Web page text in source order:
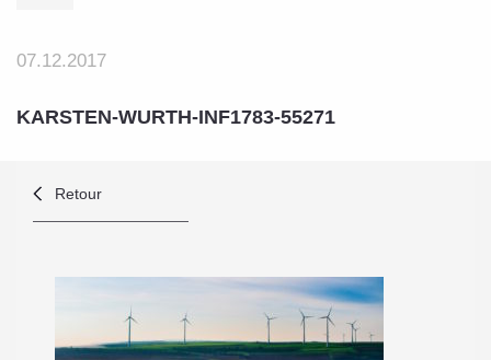
07.12.2017
KARSTEN-WURTH-INF1783-55271
Retour